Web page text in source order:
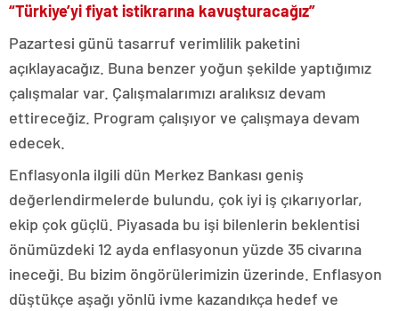
“Türkiye’yi fiyat istikrarına kavuşturacağız”
Pazartesi günü tasarruf verimlilik paketini
açıklayacağız. Buna benzer yoğun şekilde yaptığımız
çalışmalar var. Çalışmalarımızı aralıksız devam
ettireceğiz. Program çalışıyor ve çalışmaya devam
edecek.
Enflasyonla ilgili dün Merkez Bankası geniş
değerlendirmelerde bulundu, çok iyi iş çıkarıyorlar,
ekip çok güçlü. Piyasada bu işi bilenlerin beklentisi
önümüzdeki 12 ayda enflasyonun yüzde 35 civarına
ineceği. Bu bizim öngörülerimizin üzerinde. Enflasyon
düştükçe aşağı yönlü ivme kazandıkça hedef ve